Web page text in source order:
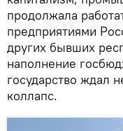
продолжала
предприятиями
других бывших
наполнение
государство ждал
коллапс.